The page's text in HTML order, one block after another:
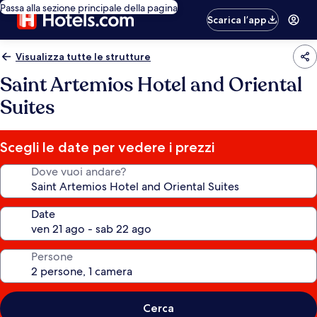
Passa alla sezione principale della pagina
Scarica l’app
Visualizza tutte le strutture
Saint Artemios Hotel and Oriental
Suites
Scegli le date per vedere i prezzi
Dove vuoi andare?
Date
Persone
Cerca